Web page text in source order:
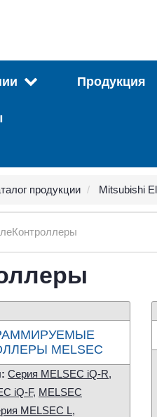
Продукция
продукции Mitsubishi
MELSEC
Серия MELSEC iQ-R,
iQ-F, MELSEC
MELSEC L,